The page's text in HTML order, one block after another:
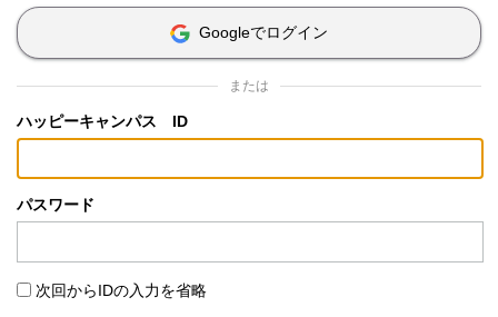
Googleでログイン
または
ハッピーキャンパス ID
パスワード
次回からIDの入力を省略